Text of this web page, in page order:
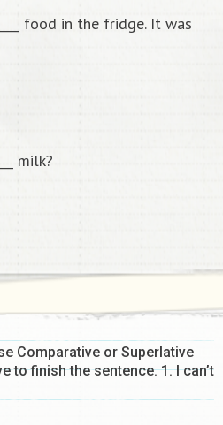
food in the fridge. It was
milk?
Comparative or Superlative
to finish the sentence. 1. I can’t